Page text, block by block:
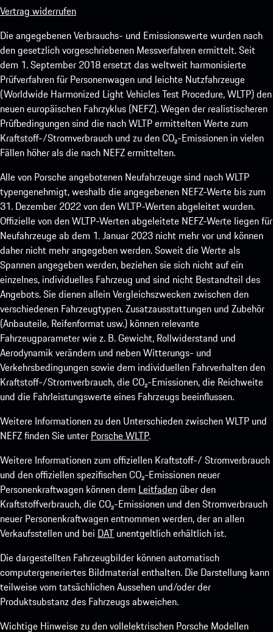
Vertrag widerrufen
Die angegebenen Verbrauchs- und Emissionswerte wurden nach
den gesetzlich vorgeschriebenen Messverfahren ermittelt. Seit
dem 1. September 2018 ersetzt das weltweit harmonisierte
Prüfverfahren für Personenwagen und leichte Nutzfahrzeuge
(Worldwide Harmonized Light Vehicles Test Procedure, WLTP) den
neuen europäischen Fahrzyklus (NEFZ). Wegen der realistischeren
Prüfbedingungen sind die nach WLTP ermittelten Werte zum
Kraftstoff-/Stromverbrauch und zu den CO₂-Emissionen in vielen
Fällen höher als die nach NEFZ ermittelten.
Alle von Porsche angebotenen Neufahrzeuge sind nach WLTP
typengenehmigt, weshalb die angegebenen NEFZ-Werte bis zum
31. Dezember 2022 von den WLTP-Werten abgeleitet wurden.
Offizielle von den WLTP-Werten abgeleitete NEFZ-Werte liegen für
Neufahrzeuge ab dem 1. Januar 2023 nicht mehr vor und können
daher nicht mehr angegeben werden. Soweit die Werte als
Spannen angegeben werden, beziehen sie sich nicht auf ein
einzelnes, individuelles Fahrzeug und sind nicht Bestandteil des
Angebots. Sie dienen allein Vergleichszwecken zwischen den
verschiedenen Fahrzeugtypen. Zusatzausstattungen und Zubehör
(Anbauteile, Reifenformat usw.) können relevante
Fahrzeugparameter wie z. B. Gewicht, Rollwiderstand und
Aerodynamik verändern und neben Witterungs- und
Verkehrsbedingungen sowie dem individuellen Fahrverhalten den
Kraftstoff-/Stromverbrauch, die CO₂-Emissionen, die Reichweite
und die Fahrleistungswerte eines Fahrzeugs beeinflussen.
Weitere Informationen zu den Unterschieden zwischen WLTP und
NEFZ finden Sie unter Porsche WLTP.
Weitere Informationen zum offiziellen Kraftstoff-/ Stromverbrauch
und den offiziellen spezifischen CO₂-Emissionen neuer
Personenkraftwagen können dem Leitfaden über den
Kraftstoffverbrauch, die CO₂-Emissionen und den Stromverbrauch
neuer Personenkraftwagen entnommen werden, der an allen
Verkaufsstellen und bei DAT unentgeltlich erhältlich ist.
Die dargestellten Fahrzeugbilder können automatisch
computergeneriertes Bildmaterial enthalten. Die Darstellung kann
teilweise vom tatsächlichen Aussehen und/oder der
Produktsubstanz des Fahrzeugs abweichen.
Wichtige Hinweise zu den vollelektrischen Porsche Modellen